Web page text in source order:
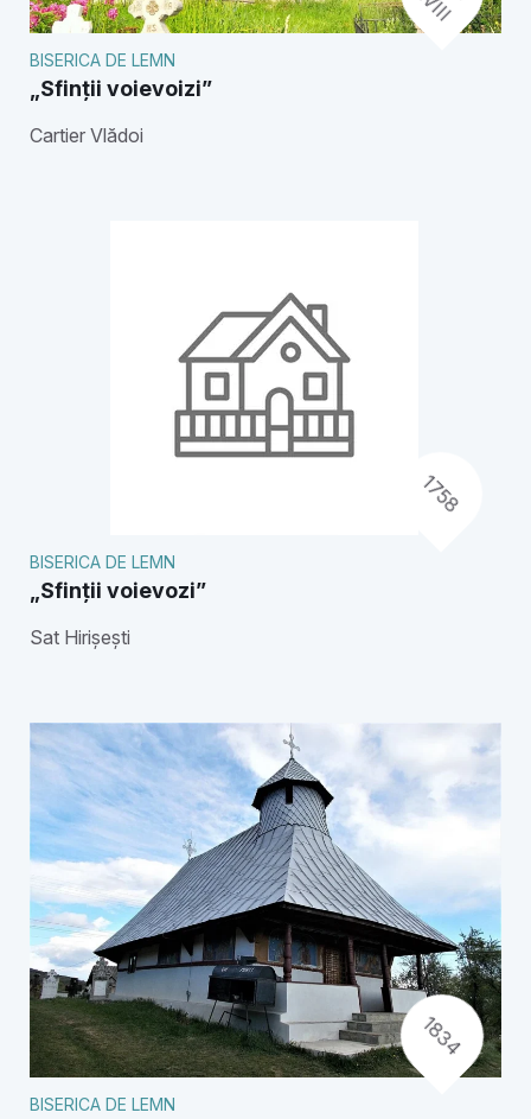
BISERICA DE LEMN
„Sfinții voievoizi”
Cartier Vlădoi
BISERICA DE LEMN
„Sfinții voievozi”
Sat Hirișești
1758
1834
BISERICA DE LEMN